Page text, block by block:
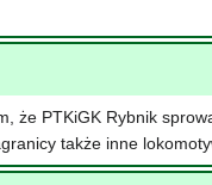
że PTKiGK Rybnik
także inne